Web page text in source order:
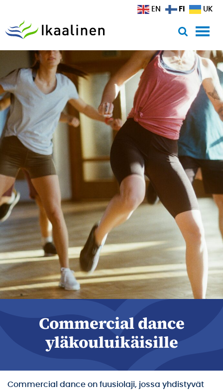
Commercial dance
yläkouluikäisille
Commercial dance on fuusiolaji, jossa yhdistyvät
EN FI UK